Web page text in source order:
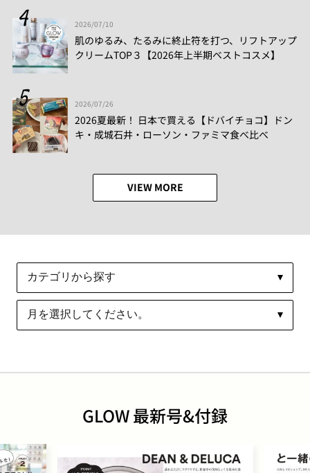
2026/07/10
肌のゆるみ、たるみに終止符を打つ、リフトアップ
クリームTOP３【2026年上半期ベストコスメ】
2026/07/26
2026夏最新！ 日本で買える【ドバイチョコ】ドン
キ・成城石井・ローソン・ファミマ食べ比べ
VIEW MORE
GLOW 最新号&付録